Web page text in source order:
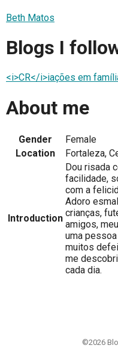
Beth Matos
Blogs I
<i>CR</i>iações em
About me
Gender
Female
Location
Fortaleza,
Introduction
Dou risada
facilidade,
com a
Adoro
crianças,
amigos,
uma
muitos
me
cada dia.
©2026